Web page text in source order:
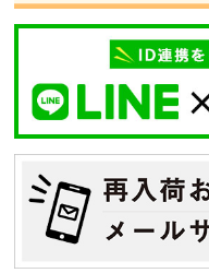
カラー
tune